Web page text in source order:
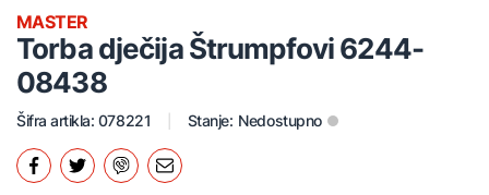
Torba dječija Štrumpfovi 6244-
08438
MASTER
Šifra artikla: 078221 Stanje: Nedostupno